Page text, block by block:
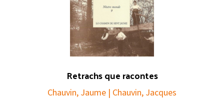
Retrachs que racontes
Chauvin, Jaume | Chauvin, Jacques